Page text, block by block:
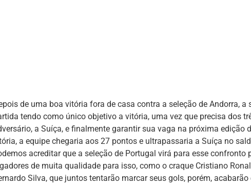
de uma boa vitória fora de casa contra a seleção de Andorra, a
tendo como único objetivo a vitória, uma vez que precisa dos
a Suíça, e finalmente garantir sua vaga na próxima edição
a equipe chegaria aos 27 pontos e ultrapassaria a Suíça no
acreditar que a seleção de Portugal virá para esse confronto
de muita qualidade para isso, como o craque Cristiano
Silva, que juntos tentarão marcar seus gols, porém,